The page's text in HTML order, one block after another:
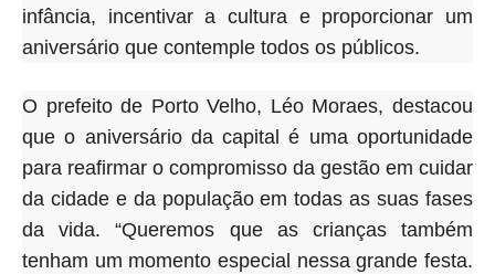
infância, incentivar a cultura e proporcionar um
aniversário que contemple todos os públicos.
O prefeito de Porto Velho, Léo Moraes, destacou
que o aniversário da capital é uma oportunidade
para reafirmar o compromisso da gestão em cuidar
da cidade e da população em todas as suas fases
da vida. “Queremos que as crianças também
tenham um momento especial nessa grande festa.